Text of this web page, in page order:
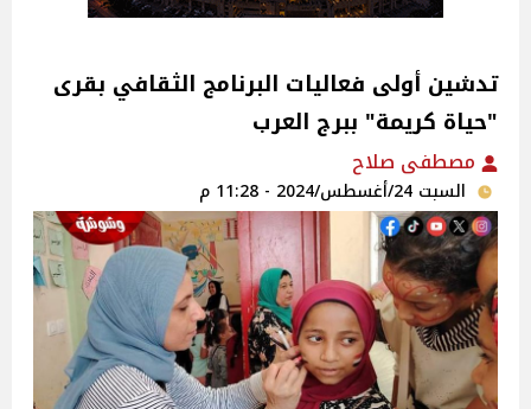
تدشين أولى فعاليات البرنامج الثقافي بقرى
"حياة كريمة" ببرج العرب‎
مصطفى صلاح
السبت 24/أغسطس/2024 - 11:28 م